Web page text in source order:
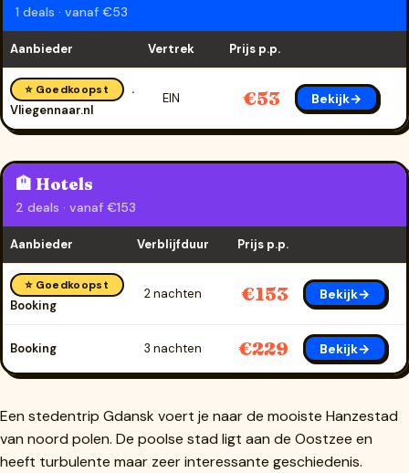
1 deals · vanaf €53
Aanbieder Vertrek Prijs p.p.
⭐ Goedkoopst
Vliegennaar.nl
EIN €53 Bekijk→
🏨 Hotels
2 deals · vanaf €153
Aanbieder Verblijfduur Prijs p.p.
⭐ Goedkoopst
Booking
2 nachten €153 Bekijk→
Booking 3 nachten €229 Bekijk→
Een stedentrip Gdansk voert je naar de mooiste Hanzestad
van noord polen. De poolse stad ligt aan de Oostzee en
heeft turbulente maar zeer interessante geschiedenis.